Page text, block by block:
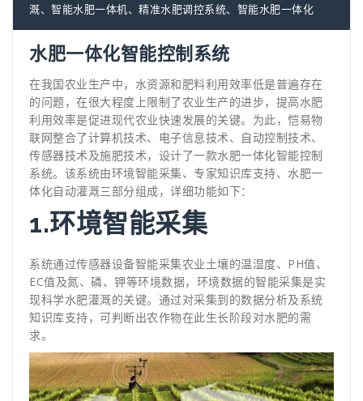
溉、智能水肥一体机、精准水肥调控系统、智能水肥一体化
水肥一体化智能控制系统
在我国农业生产中，水资源和肥料利用效率低是普遍存在
的问题，在很大程度上限制了农业生产的进步，提高水肥
利用效率是促进现代农业快速发展的关键。为此，恺易物
联网整合了计算机技术、电子信息技术、自动控制技术、
传感器技术及施肥技术，设计了一款水肥一体化智能控制
系统。该系统由环境智能采集、专家知识库支持、水肥一
体化自动灌溉三部分组成，详细功能如下：
1.环境智能采集
系统通过传感器设备智能采集农业土壤的温湿度、PH值、
EC值及氮、磷、钾等环境数据，环境数据的智能采集是实
现科学水肥灌溉的关键。通过对采集到的数据分析及系统
知识库支持，可判断出农作物在此生长阶段对水肥的需
求。